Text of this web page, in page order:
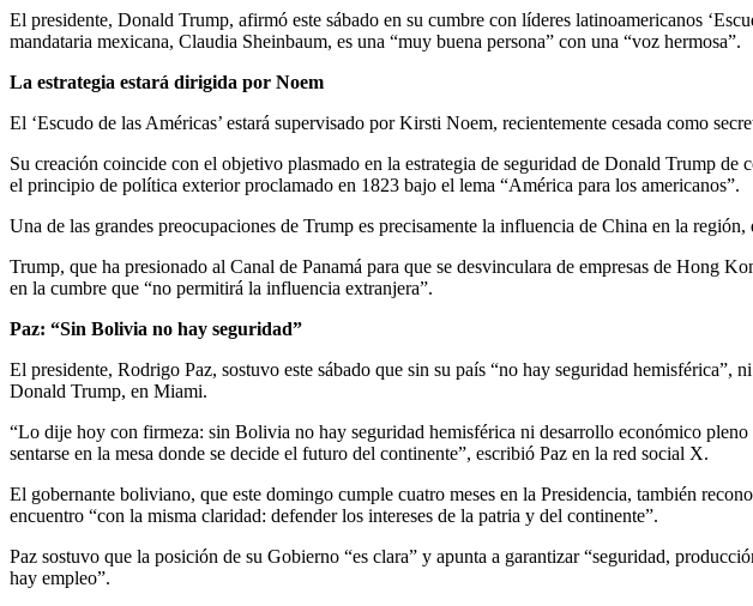
El presidente, Donald Trump, afirmó este sábado en su cumbre con líderes latinoamericanos
mandataria mexicana, Claudia Sheinbaum, es una “muy buena persona” con una “voz hermosa”.
La estrategia estará dirigida por Noem
El ‘Escudo de las Américas’ estará supervisado por Kirsti Noem, recientemente cesada como
Su creación coincide con el objetivo plasmado en la estrategia de seguridad de Donald Trump
el principio de política exterior proclamado en 1823 bajo el lema “América para los americanos”.
Una de las grandes preocupaciones de Trump es precisamente la influencia de China en la
Trump, que ha presionado al Canal de Panamá para que se desvinculara de empresas de
en la cumbre que “no permitirá la influencia extranjera”.
Paz: “Sin Bolivia no hay seguridad”
El presidente, Rodrigo Paz, sostuvo este sábado que sin su país “no hay seguridad
Donald Trump, en Miami.
“Lo dije hoy con firmeza: sin Bolivia no hay seguridad hemisférica ni desarrollo económico
sentarse en la mesa donde se decide el futuro del continente”, escribió Paz en la red social X.
El gobernante boliviano, que este domingo cumple cuatro meses en la Presidencia, también
encuentro “con la misma claridad: defender los intereses de la patria y del continente”.
Paz sostuvo que la posición de su Gobierno “es clara” y apunta a garantizar “seguridad,
hay empleo”.